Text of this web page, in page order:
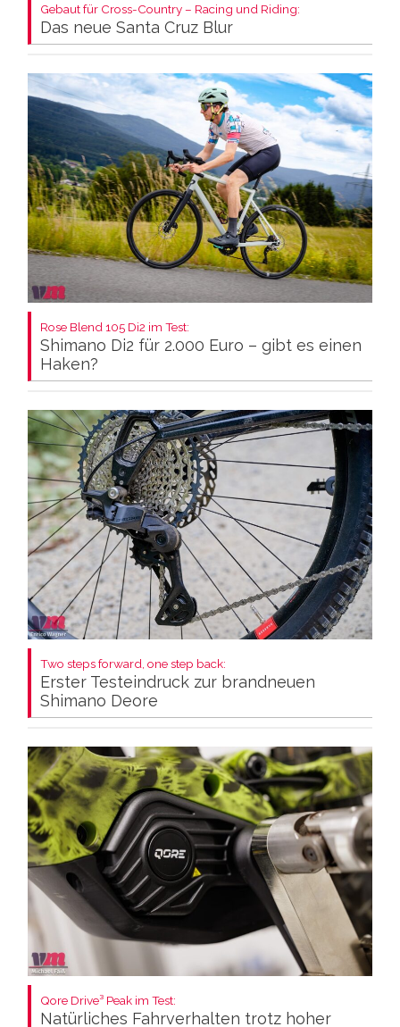
Gebaut für Cross-Country – Racing und Riding:
Das neue Santa Cruz Blur
Rose Blend 105 Di2 im Test:
Shimano Di2 für 2.000 Euro – gibt es einen
Haken?
Two steps forward, one step back:
Erster Testeindruck zur brandneuen
Shimano Deore
Qore Drive³ Peak im Test:
Natürliches Fahrverhalten trotz hoher